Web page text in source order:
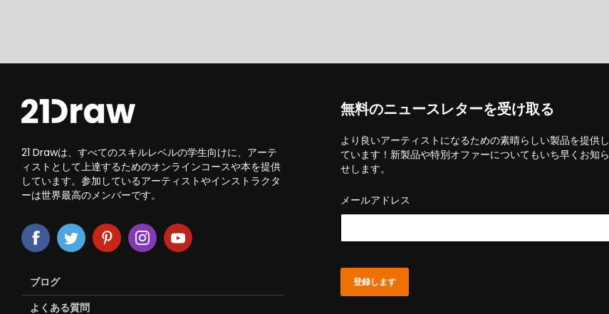
21 Drawは、すべてのスキルレベルの学生向けに、アーテ
ィストとして上達するためのオンラインコースや本を提供
しています。参加しているアーティストやインストラクタ
ーは世界最高のメンバーです。
ブログ
よくある質問
無料のニュースレターを受け取る
より良いアーティストになるための素晴らしい製品を提供し
ています！新製品や特別オファーについてもいち早くお知ら
せします。
メールアドレス
登録します